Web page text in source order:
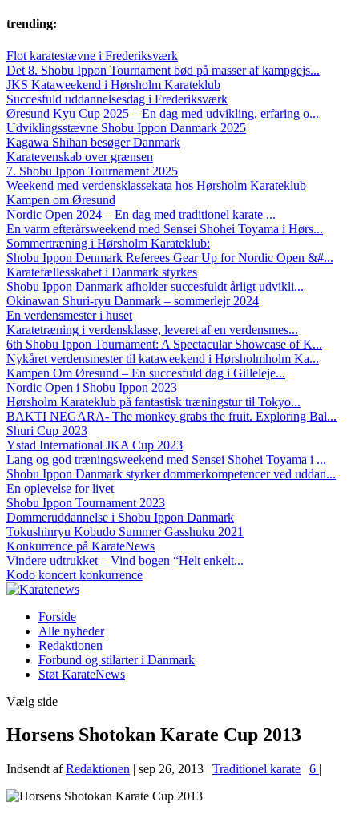
trending:
Flot karatestævne i Frederiksværk
Det 8. Shobu Ippon Tournament bød på masser af kampgejs...
JKS Kataweekend i Hørsholm Karateklub
Succesfuld uddannelsesdag i Frederiksværk
Øresund Kyu Cup 2025 – En dag med udvikling, erfaring o...
Udviklingsstævne Shobu Ippon Danmark 2025
Kagawa Shihan besøger Danmark
Karatevenskab over grænsen
7. Shobu Ippon Tournament 2025
Weekend med verdensklassekata hos Hørsholm Karateklub
Kampen om Øresund
Nordic Open 2024 – En dag med traditionel karate ...
En varm efterårsweekend med Sensei Shohei Toyama i Hørs...
Sommertræning i Hørsholm Karateklub:
Shobu Ippon Denmark Referees Gear Up for Nordic Open &#...
Karatefællesskabet i Danmark styrkes
Shobu Ippon Danmark afholder succesfuldt årligt udvikli...
Okinawan Shuri-ryu Danmark – sommerlejr 2024
En verdensmester i huset
Karatetræning i verdensklasse, leveret af en verdensmes...
6th Shobu Ippon Tournament: A Spectacular Showcase of K...
Nykåret verdensmester til kataweekend i Hørsholmholm Ka...
Kampen Om Øresund – En succesfuld dag i Gilleleje...
Nordic Open i Shobu Ippon 2023
Hørsholm Karateklub på fantastisk træningstur til Tokyo...
BAKTI NEGARA- The monkey grabs the fruit. Exploring Bal...
Shuri Cup 2023
Ystad International JKA Cup 2023
Lang og god træningsweekend med Sensei Shohei Toyama i ...
Shobu Ippon Danmark styrker dommerkompetencer ved uddan...
En oplevelse for livet
Shobu Ippon Tournament 2023
Dommeruddannelse i Shobu Ippon Danmark
Tokushinryu Kobudo Summer Gasshuku 2021
Konkurrence på KarateNews
Vindere udtrukket – Vind bogen “Helt enkelt...
Kodo koncert konkurrence
Forside
Alle nyheder
Redaktionen
Forbund og stilarter i Danmark
Støt KarateNews
Vælg side
Horsens Shotokan Karate Cup 2013
Indsendt afRedaktionen | sep 26, 2013 | Traditionel karate | 6 |